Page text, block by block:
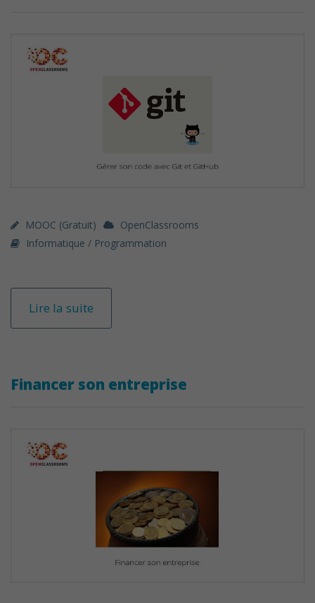
MOOC (gratuit)
OpenClassrooms
Informatique / Programmation
Lire la suite
Financer son entreprise